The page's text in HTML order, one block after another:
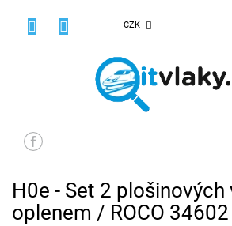
CZK
H0e - Set 2 plošinových
oplenem / ROCO 34602